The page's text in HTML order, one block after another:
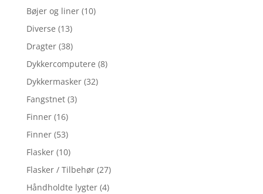
Bøjer og liner (10)
Diverse (13)
Dragter (38)
Dykkercomputere (8)
Dykkermasker (32)
Fangstnet (3)
Finner (16)
Finner (53)
Flasker (10)
Flasker / Tilbehør (27)
Håndholdte lygter (4)